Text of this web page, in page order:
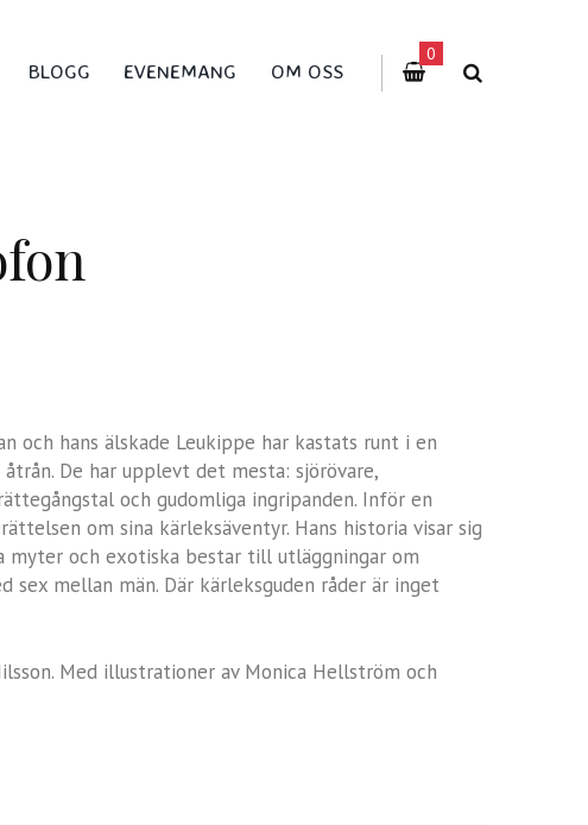
BLOGG EVENEMANG OM OSS
0
och hans älskade Leukippe har kastats runt i en
De har upplevt det mesta: sjörövare,
och gudomliga ingripanden. Inför en
om sina kärleksäventyr. Hans historia visar sig
myter och exotiska bestar till utläggningar om
sex mellan män. Där kärleksguden råder är inget
Med illustrationer av Monica Hellström och